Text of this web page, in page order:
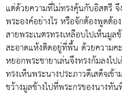
แต่ด้วยความที่ไม่ทรงคุ้นกับอิสตรี จึ
พระองค์อย่างไร หรือจักต้องพูดต้อ
สายพระเนตรทรงเหลือบไปเห็นมูล
สะอาดแห้งติดอยู่ที่พื้น ด้วยความค
หยอกพระชายาเล่นจึงทรงก้มลงไป
ทรงเห็นพระนางประภาวดีเสด็จเข้
ขว้างมูลช้างไปที่พระกรของนางทัน